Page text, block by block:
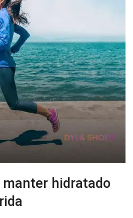
manter hidratado